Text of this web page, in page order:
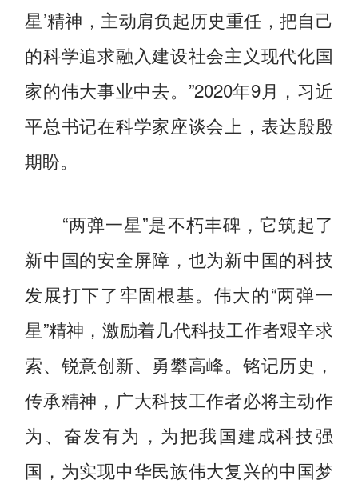
星’精神，主动肩负起历史重任，把自己
的科学追求融入建设社会主义现代化国
家的伟大事业中去。”2020年9月，习近
平总书记在科学家座谈会上，表达殷殷
期盼。
“两弹一星”是不朽丰碑，它筑起了
新中国的安全屏障，也为新中国的科技
发展打下了牢固根基。伟大的“两弹一
星”精神，激励着几代科技工作者艰辛求
索、锐意创新、勇攀高峰。铭记历史，
传承精神，广大科技工作者必将主动作
为、奋发有为，为把我国建成科技强
国，为实现中华民族伟大复兴的中国梦